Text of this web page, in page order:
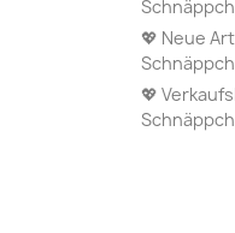
💖 Neue
💖